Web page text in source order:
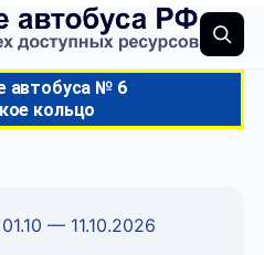
автобуса № 6
кольцо
01.10 — 11.10.2026